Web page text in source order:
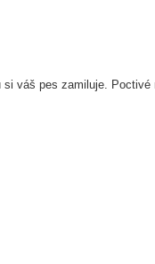
váš pes zamiluje.